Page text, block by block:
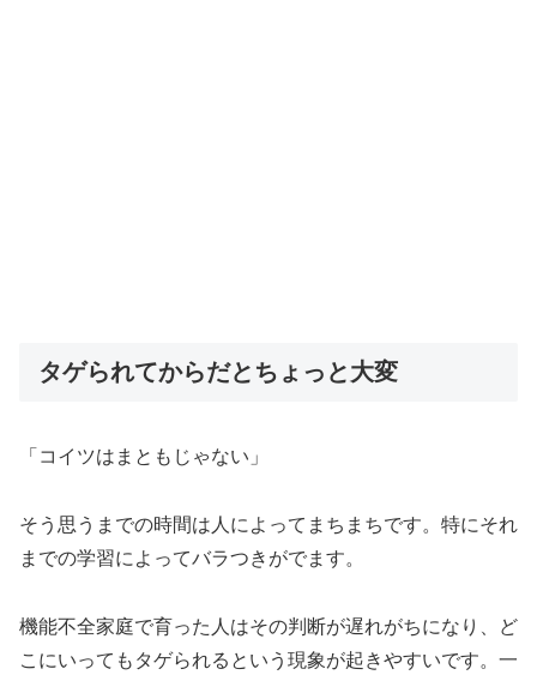
タゲられてからだとちょっと大変
「コイツはまともじゃない」
そう思うまでの時間は人によってまちまちです。特にそれ
までの学習によってバラつきがでます。
機能不全家庭で育った人はその判断が遅れがちになり、ど
こにいってもタゲられるという現象が起きやすいです。一